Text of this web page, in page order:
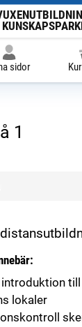
sidor
1
introduktion
lokaler